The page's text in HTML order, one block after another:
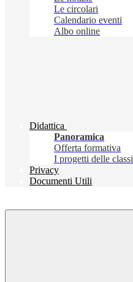
Le circolari
Calendario eventi
Albo online
Didattica
Panoramica
Offerta formativa
I progetti delle classi
Privacy
Documenti Utili